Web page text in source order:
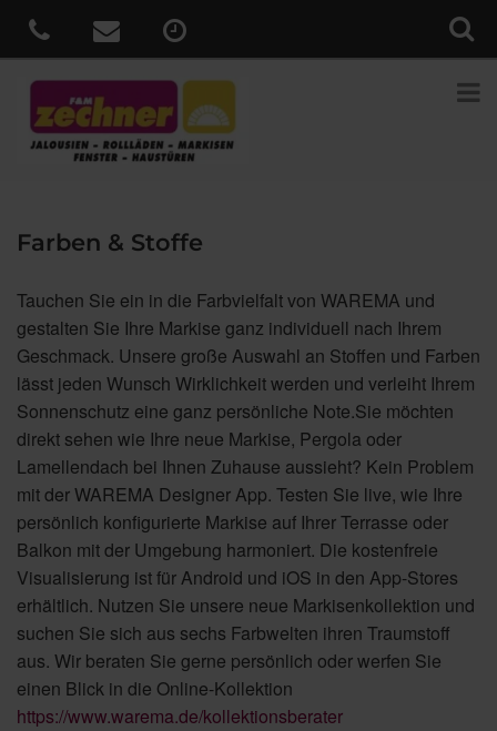
Farben & Stoffe
Tauchen Sie ein in die Farbvielfalt von WAREMA und
gestalten Sie Ihre Markise ganz individuell nach Ihrem
Geschmack. Unsere große Auswahl an Stoffen und Farben
lässt jeden Wunsch Wirklichkeit werden und verleiht Ihrem
Sonnenschutz eine ganz persönliche Note.Sie möchten
direkt sehen wie Ihre neue Markise, Pergola oder
Lamellendach bei Ihnen Zuhause aussieht? Kein Problem
mit der WAREMA Designer App. Testen Sie live, wie Ihre
persönlich konfigurierte Markise auf Ihrer Terrasse oder
Balkon mit der Umgebung harmoniert. Die kostenfreie
Visualisierung ist für Android und iOS in den App-Stores
erhältlich. Nutzen Sie unsere neue Markisenkollektion und
suchen Sie sich aus sechs Farbwelten ihren Traumstoff
aus. Wir beraten Sie gerne persönlich oder werfen Sie
einen Blick in die Online-Kollektion
https://www.warema.de/kollektionsberater